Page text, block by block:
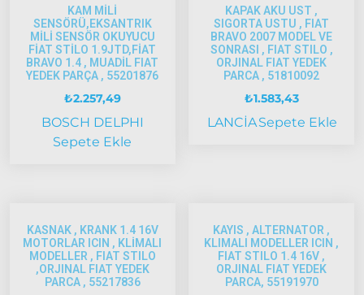
1997-
2002
Palio
2002-
2005
2005
Model
Siena
1997-2002
Albea
KAM MİLİ
SENSÖRÜ,EKSANTRIK
MİLİ SENSÖR OKUYUCU
FİAT STİLO 1.9JTD,FİAT
BRAVO 1.4 , MUADİL FIAT
YEDEK PARÇA , 55201876
₺2.257,49
BOSCH DELPHI
Sepete Ekle
KAPAK AKU UST ,
SIGORTA USTU , FIAT
BRAVO 2007 MODEL VE
SONRASI , FIAT STILO ,
ORJINAL FIAT YEDEK
PARCA , 51810092
₺1.583,43
LANCİASepete Ekle
KASNAK , KRANK 1.4 16V
MOTORLAR ICIN , KLİMALI
MODELLER , FIAT STILO
,ORJINAL FIAT YEDEK
PARCA , 55217836
KAYIS , ALTERNATOR ,
KLIMALI MODELLER ICIN ,
FIAT STILO 1.4 16V ,
ORJINAL FIAT YEDEK
PARCA, 55191970